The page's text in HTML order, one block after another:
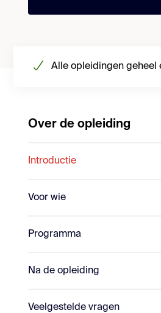
Alle opleidingen geheel
Over de opleiding
Introductie
Voor wie
Programma
Na de opleiding
Veelgestelde vragen